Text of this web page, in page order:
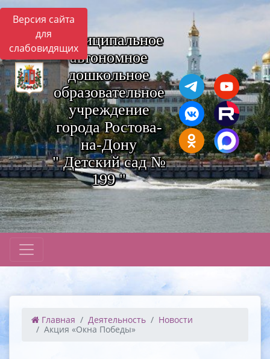
Версия сайта
для
слабовидящихМуниципальное
автономное
дошкольное
образовательное
учреждение
города Ростова-
на-Дону
" Детский сад №
199 "
Главная Деятельность
Новости
Акция «Окна Победы»